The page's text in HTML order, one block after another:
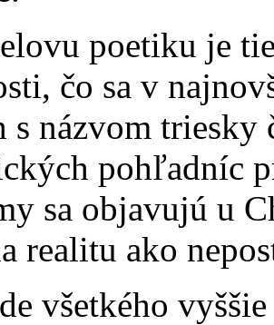
poetiku je
čo sa v
s názvom
pohľadníc
sa objavujú u
realitu ako
všetkého